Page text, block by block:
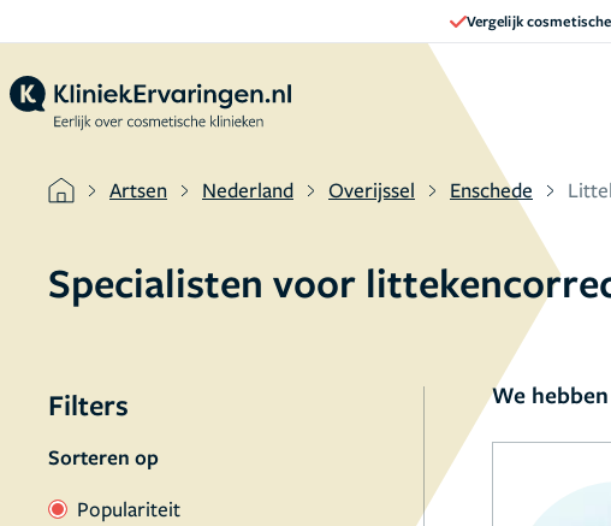
Vergelijk
Artsen Nederland Overijssel Enschede
Specialisten voor
Filters
Sorteren op
Populariteit
We